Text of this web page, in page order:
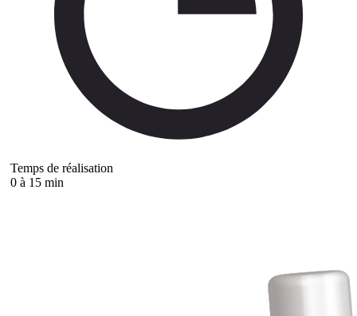
Temps de réalisation
0 à 15 min